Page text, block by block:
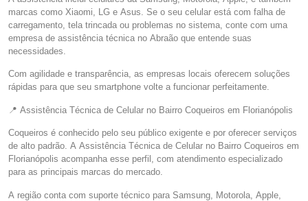
marcas como Xiaomi, LG e Asus. Se o seu celular está com falha de
carregamento, tela trincada ou problemas no sistema, conte com uma
empresa de assistência técnica no Abraão que entende suas
necessidades.
Com agilidade e transparência, as empresas locais oferecem soluções
rápidas para que seu smartphone volte a funcionar perfeitamente.
📍 Assistência Técnica de Celular no Bairro Coqueiros em Florianópolis
Coqueiros é conhecido pelo seu público exigente e por oferecer serviços
de alto padrão. A Assistência Técnica de Celular no Bairro Coqueiros em
Florianópolis acompanha esse perfil, com atendimento especializado
para as principais marcas do mercado.
A região conta com suporte técnico para Samsung, Motorola, Apple,